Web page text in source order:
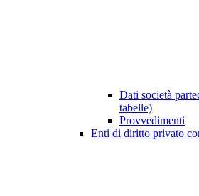
Dati società
tabelle)
Provvedimenti
Enti di diritto privato